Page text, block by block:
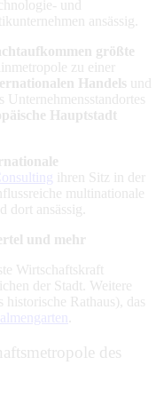
und
ansässig.
größte
zu einer
Handels und
Unternehmensstandortes
Hauptstadt
ihren Sitz in der
multinationale
dort ansässig.
und mehr
Wirtschaftskraft
der Stadt. Weitere
historische Rathaus), das
des